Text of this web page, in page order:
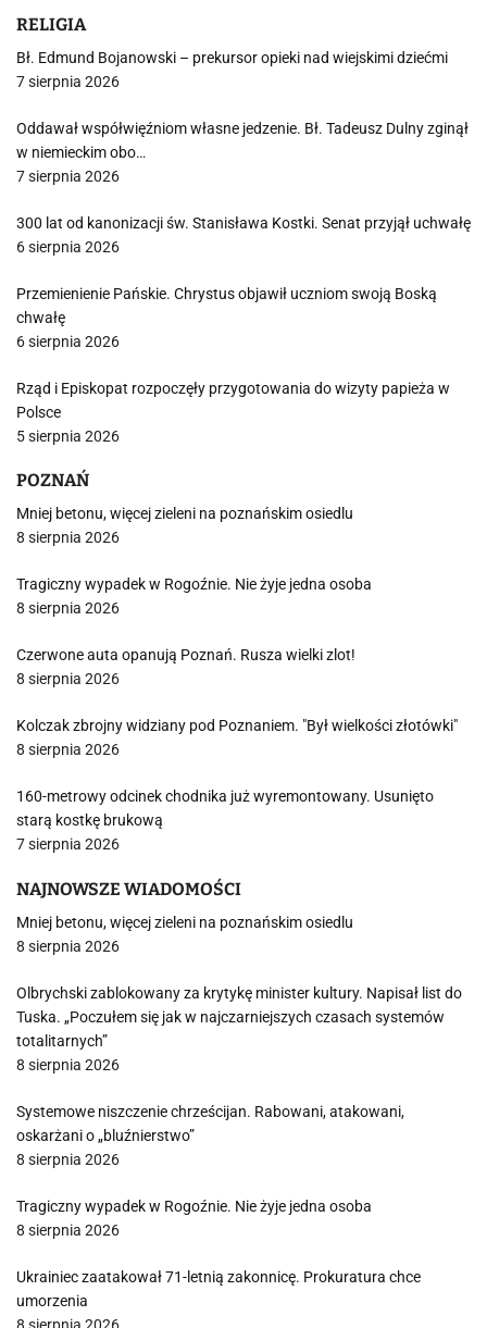
RELIGIA
Bł. Edmund Bojanowski – prekursor opieki nad wiejskimi dziećmi
7 sierpnia 2026
Oddawał współwięźniom własne jedzenie. Bł. Tadeusz Dulny zginął
w niemieckim obo…
7 sierpnia 2026
300 lat od kanonizacji św. Stanisława Kostki. Senat przyjął uchwałę
6 sierpnia 2026
Przemienienie Pańskie. Chrystus objawił uczniom swoją Boską
chwałę
6 sierpnia 2026
Rząd i Episkopat rozpoczęły przygotowania do wizyty papieża w
Polsce
5 sierpnia 2026
POZNAŃ
Mniej betonu, więcej zieleni na poznańskim osiedlu
8 sierpnia 2026
Tragiczny wypadek w Rogoźnie. Nie żyje jedna osoba
8 sierpnia 2026
Czerwone auta opanują Poznań. Rusza wielki zlot!
8 sierpnia 2026
Kolczak zbrojny widziany pod Poznaniem. "Był wielkości złotówki"
8 sierpnia 2026
160-metrowy odcinek chodnika już wyremontowany. Usunięto
starą kostkę brukową
7 sierpnia 2026
NAJNOWSZE WIADOMOŚCI
Mniej betonu, więcej zieleni na poznańskim osiedlu
8 sierpnia 2026
Olbrychski zablokowany za krytykę minister kultury. Napisał list do
Tuska. „Poczułem się jak w najczarniejszych czasach systemów
totalitarnych”
8 sierpnia 2026
Systemowe niszczenie chrześcijan. Rabowani, atakowani,
oskarżani o „bluźnierstwo”
8 sierpnia 2026
Tragiczny wypadek w Rogoźnie. Nie żyje jedna osoba
8 sierpnia 2026
Ukrainiec zaatakował 71-letnią zakonnicę. Prokuratura chce
umorzenia